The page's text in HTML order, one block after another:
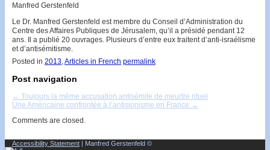
Manfred Gerstenfeld
Le Dr. Manfred Gerstenfeld est membre du Conseil d’Administration du
Centre des Affaires Publiques de Jérusalem, qu’il a présidé pendant 12
ans. Il a publié 20 ouvrages. Plusieurs d’entre eux traitent d’anti-israélisme
et d’antisémitisme.
Posted in 2013,Articles in French permalink
Post navigation
← Toujours la même accusation antisémite de meurtre rituel
Une Américaine confrontée à l’antisionisme en France →
Comments are closed.
Accessibility Statement | Manfred Gerstenfeld ©